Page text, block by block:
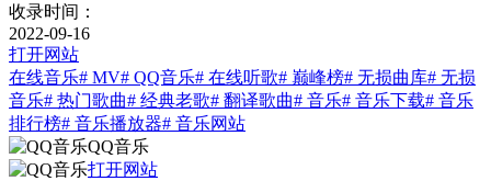
收录时间：
2022-09-16
打开网站
在线音乐# MV# QQ音乐# 在线听歌# 巅峰榜# 无损曲库# 无损
音乐# 热门歌曲# 经典老歌# 翻译歌曲# 音乐# 音乐下载# 音乐
排行榜# 音乐播放器# 音乐网站
QQ音乐
打开网站